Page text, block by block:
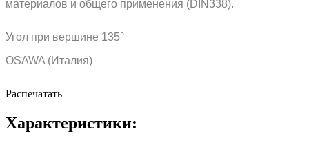
материалов и общего применения (DIN338).
Угол при вершине 135°
OSAWA (Италия)
Распечатать
Характеристики: